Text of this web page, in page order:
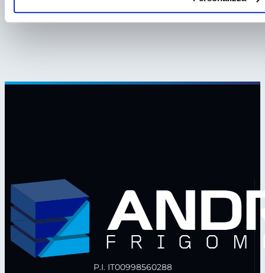
P.I. IT00998560288